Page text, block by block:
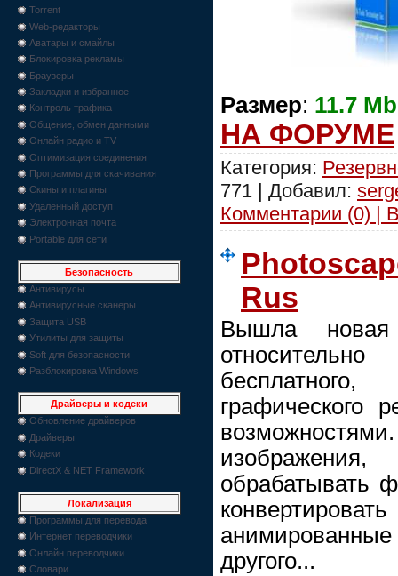
Torrent
Web-редакторы
Аватары и смайлы
Блокировка рекламы
Браузеры
Закладки и избранное
Контроль трафика
Общение, обмен данными
Онлайн радио и TV
Оптимизация соединения
Программы для скачивания
Скины и плагины
Удаленный доступ
Электронная почта
Portable для сети
Безопасность
Антивирусы
Антивирусные сканеры
Защита USB
Утилиты для защиты
Soft для безопасности
Разблокировка Windows
Драйверы и кодеки
Обновление драйверов
Драйверы
Кодеки
DirectX & NET Framework
Локализация
Программы для перевода
Интернет переводчики
Онлайн переводчики
Словари
Размер: 11.7 Mb
НА ФОРУМЕ
Категория:
771 | Добавил:
Комментарии (0) |
Rus
Вышла
бесплатного,
графического
изображения,
обрабатывать
другого...